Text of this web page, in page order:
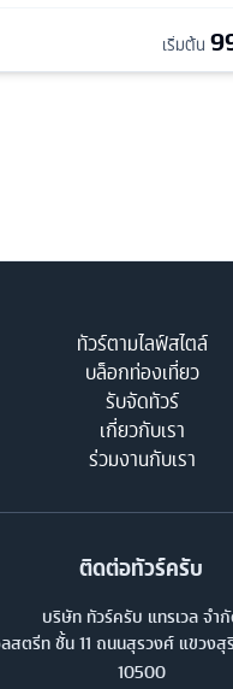
เริ่มต้น
ทัวร์ตามไลฟ์สไตล์
บล็อกท่องเที่ยว
รับจัดทัวร์
เกี่ยวกับเรา
ร่วมงานกับเรา
ติดต่อทัวร์ครับ
บริษัท ทัวร์ครับ แทรเวล จำ
สตรีท ชั้น 11 ถนนสุรวงศ์ แขวง
10500